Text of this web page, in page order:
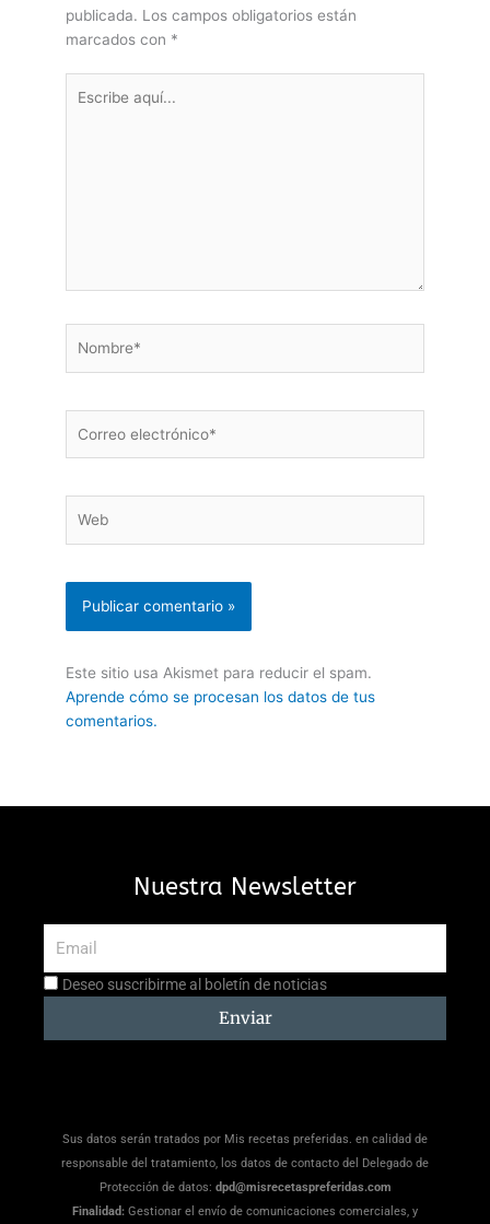
publicada. Los campos obligatorios están
marcados con *
aquí...
electrónico*
Este sitio usa Akismet para reducir el spam.
Aprende cómo se procesan los datos de tus
comentarios.
Nuestra Newsletter
Aceptación
Deseo suscribirme al boletín de noticias
Enviar
Sus datos serán tratados por Mis recetas preferidas. en calidad de
responsable del tratamiento, los datos de contacto del Delegado de
Protección de datos: dpd@misrecetaspreferidas.com
Finalidad: Gestionar el envío de comunicaciones comerciales, y